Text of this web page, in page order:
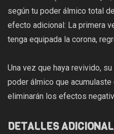
según tu poder álmico total
efecto adicional: La primera
tenga equipada la corona,
Una vez que haya revivido,
poder álmico que
eliminarán los efectos
DETALLES